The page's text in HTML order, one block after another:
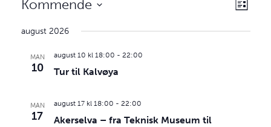
Views
Liste
Kommende
dato.
august 2026
MAN
10 Tur til Kalvøya
august 10 kl 18:00 - 22:00
MAN
17
Akerselva – fra Teknisk Museum til
august 17 kl 18:00 - 22:00